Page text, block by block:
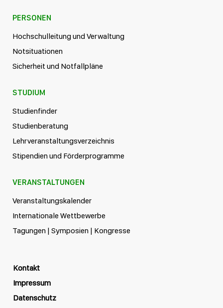
PERSONEN
Hochschulleitung und Verwaltung
Notsituationen
Sicherheit und Notfallpläne
STUDIUM
Studienfinder
Studienberatung
Lehrveranstaltungsverzeichnis
Stipendien und Förderprogramme
VERANSTALTUNGEN
Veranstaltungskalender
Internationale Wettbewerbe
Tagungen | Symposien | Kongresse
Kontakt
Impressum
Datenschutz